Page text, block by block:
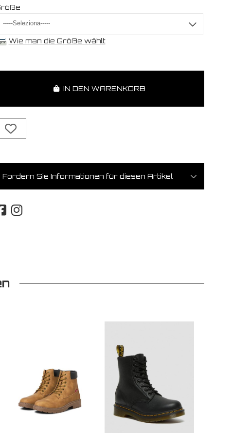
Wie man die Größe wählt
IN DEN WARENKORB
Fordern Sie Informationen für diesen Artikel